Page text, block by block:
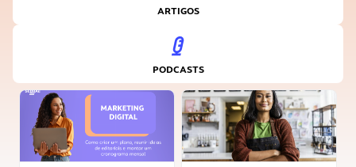
ARTIGOS
PODCASTS